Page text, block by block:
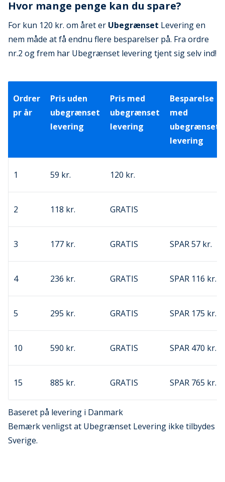
Hvor mange penge kan du spare?
For kun 120 kr. om året er Ubegrænset Levering en
nem måde at få endnu flere besparelser på. Fra ordre
nr.2 og frem har Ubegrænset levering tjent sig selv ind!
Ordrer
pr år
Pris uden
ubegrænset
levering
Pris med
ubegrænset
levering
Besparelse
med
ubegrænset
levering
1 59 kr. 120 kr.
2 118 kr. GRATIS
3 177 kr. GRATIS SPAR 57 kr.
4 236 kr. GRATIS SPAR 116 kr.
5 295 kr. GRATIS SPAR 175 kr.
10 590 kr. GRATIS SPAR 470 kr.
15 885 kr. GRATIS SPAR 765 kr.
Baseret på levering i Danmark
Bemærk venligst at Ubegrænset Levering ikke tilbydes i
Sverige.